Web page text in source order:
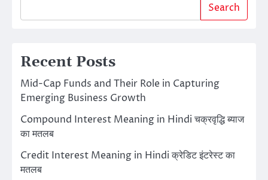
Search
Recent Posts
Mid-Cap Funds and Their Role in Capturing
Emerging Business Growth
Compound Interest Meaning in Hindi चक्रवृद्धि ब्याज
का मतलब
Credit Interest Meaning in Hindi क्रेडिट इंटरेस्ट का
मतलब